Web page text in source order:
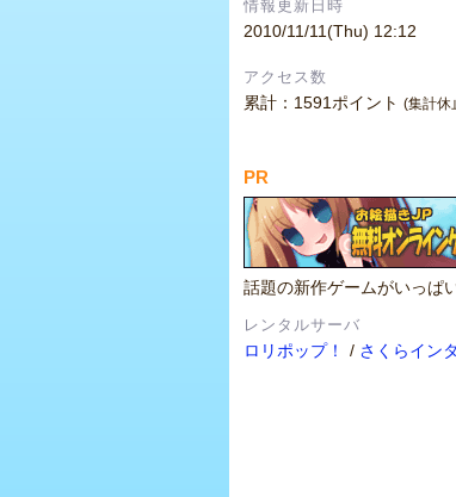
情報更新日時
2010/11/11(Thu) 12:12
アクセス数
累計：1591ポイント (集計休
PR
話題の新作ゲームがいっぱ
レンタルサーバ
ロリポップ！ / さくらイン